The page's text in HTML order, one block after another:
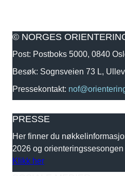
© NORGES
Post: Postboks 5000, 0840
Besøk: Sognsveien 73 L,
Pressekontakt:
PRESSE
Her finner du
2026 og orienteringssesongen
Klikk her